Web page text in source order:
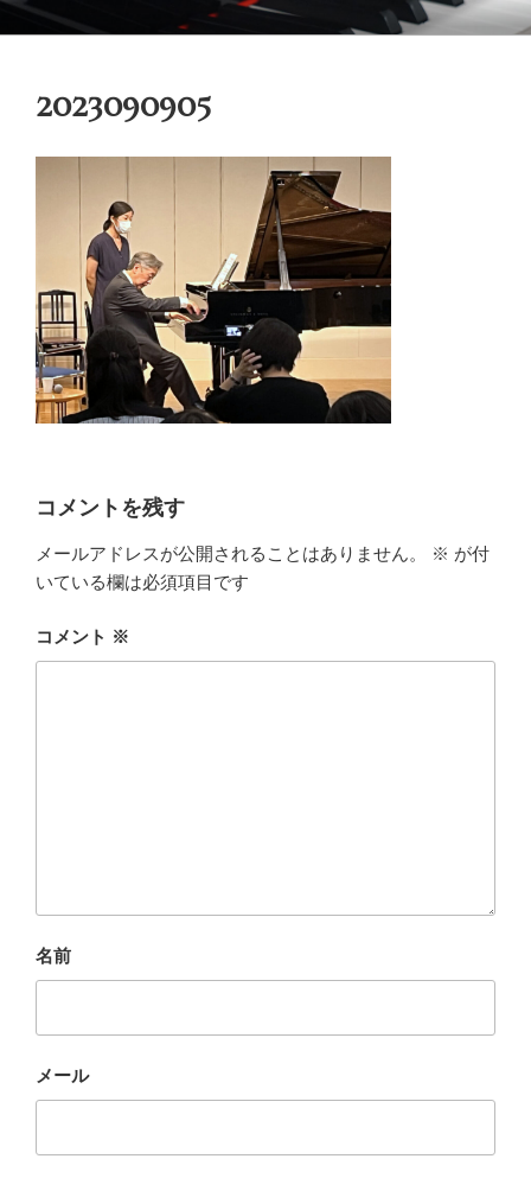
ン
御木本メソッド
脳や筋肉をトレーニングしながら奏法を学び、美しい音と自然で優れた
2023090905
コメントを残す
メールアドレスが公開されることはありません。 ※ が付
いている欄は必須項目です
コメント ※
名前
メール